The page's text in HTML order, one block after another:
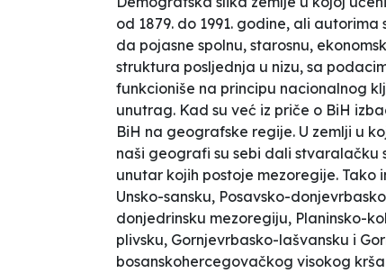
od 1879. do 1991. godine, ali
da pojasne spolnu, starosnu,
struktura posljednja u nizu, sa
funkcioniše na principu nacionalnog
unutrag. Kad su već iz priče o BiH
BiH na geografske regije. U zemlji u
naši geografi su sebi dali stvaralačku
unutar kojih postoje mezoregije. Tako
Unsko-sansku, Posavsko-
donjedrinsku mezoregiju, Planinsko-
plivsku, Gornjevrbasko-lašvansku i
bosanskohercegovačkog visokog